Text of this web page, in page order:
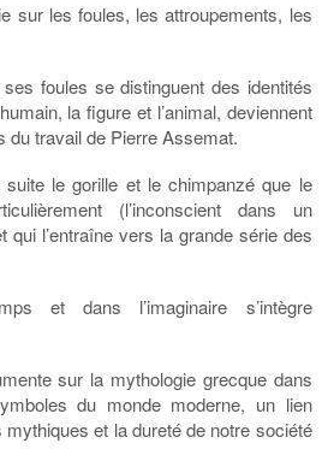
sur les foules, les attroupements, les
foules se distinguent des identités
la figure et l’animal, deviennent
du travail de Pierre Assemat.
suite le gorille et le chimpanzé que le
(l’inconscient dans un
qui l’entraîne vers la grande série des
et dans l’imaginaire s’intègre
sur la mythologie grecque dans
du monde moderne, un lien
et la dureté de notre société